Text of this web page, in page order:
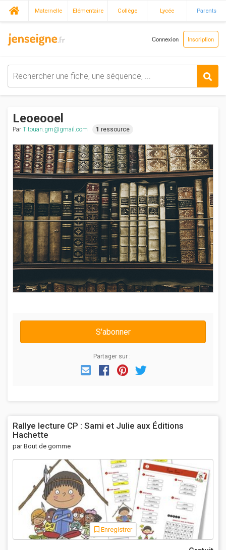
Maternelle Elémentaire Collège Lycée Parents
Connexion Inscription
Leoeooel
Par Titouan.gm@gmail.com 1 ressource
S'abonner
Partager sur :
EmailFacebook
Pinterest
Rallye lecture CP : Sami et Julie aux Éditions
Hachette
par Bout de gomme
Enregistrer